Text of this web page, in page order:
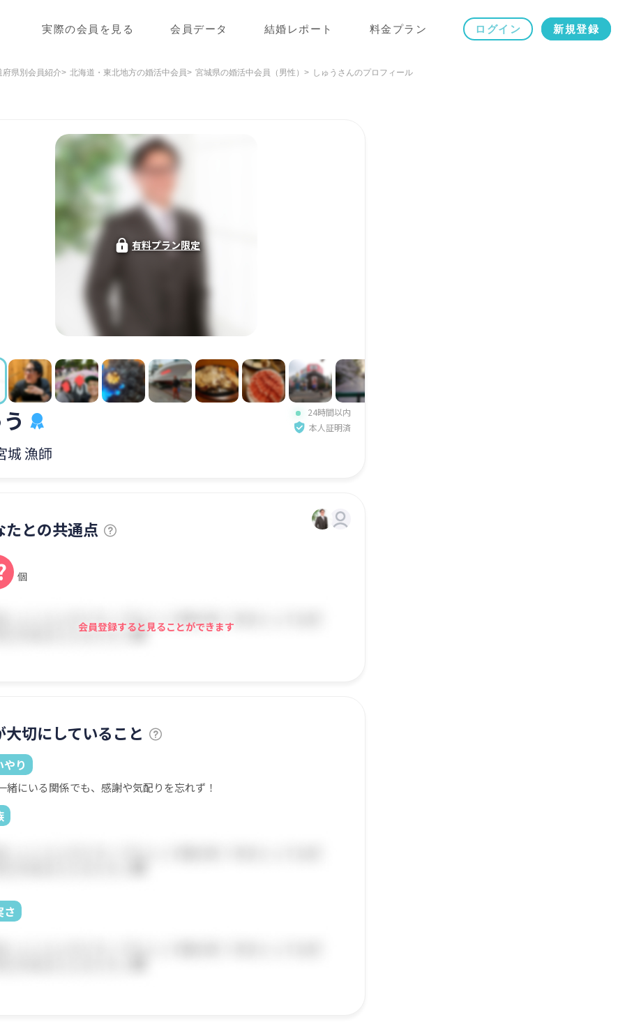
実際の会員を見る 会員データ 結婚レポート 料金プラン ログイン 新規登録
府県別会員紹介 北海道・東北地方の婚活中会員 宮城県の婚活中会員（男性） しゅうさんのプロフィール
有料プラン限定
24時間以内
本人証明済
城 漁師
たとの共通点
個
会員登録すると見ることができます
大切にしていること
り
緒にいる関係でも、感謝や気配りを忘れず！
さ